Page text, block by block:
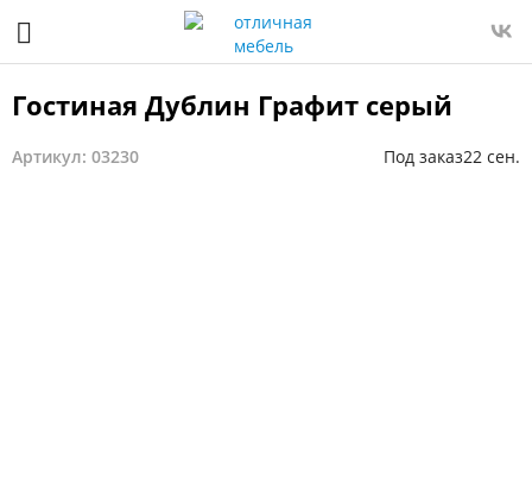
Гостиная Дублин Графит серый
Артикул: 03230 Под заказ22 сен.